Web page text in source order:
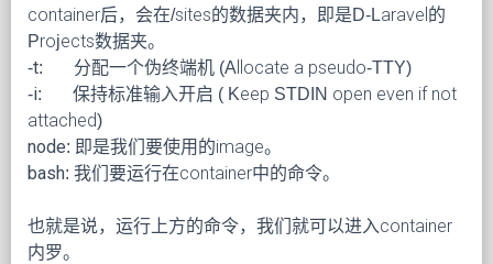
container后，会在/sites的数据夹内，即是D-Laravel的
Projects数据夹。
-t: 分配一个伪终端机 (Allocate a pseudo-TTY)
-i:
保持标准输入开启 ( Keep STDIN open even if not
attached)
node: 即是我们要使用的image。
bash: 我们要运行在container中的命令。
也就是说，运行上方的命令，我们就可以进入container
内罗。